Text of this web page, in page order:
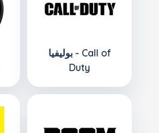
بوليفيا - Call of
Duty